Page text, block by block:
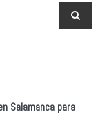
Salamanca para